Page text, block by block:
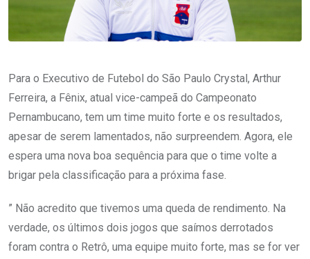
Para o Executivo de Futebol do São Paulo Crystal, Arthur
Ferreira, a Fênix, atual vice-campeã do Campeonato
Pernambucano, tem um time muito forte e os resultados,
apesar de serem lamentados, não surpreendem. Agora, ele
espera uma nova boa sequência para que o time volte a
brigar pela classificação para a próxima fase.
” Não acredito que tivemos uma queda de rendimento. Na
verdade, os últimos dois jogos que saímos derrotados
foram contra o Retrô, uma equipe muito forte, mas se for ver